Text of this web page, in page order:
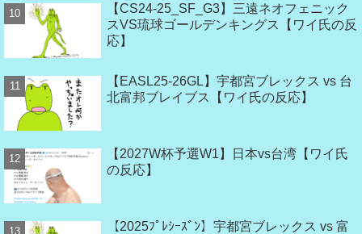
【CS24-25_SF_G3】三遠ネオフェニック
スVS琉球ゴールデンキングス【ワイ氏の反
応】
【EASL25-26GL】宇都宮ブレックス vs 台
北富邦ブレイブス【ワイ氏の反応】
【2027W杯予選W1】日本vs台湾【ワイ氏
の反応】
【2025ﾌﾟﾚｼｰｽﾞﾝ】宇都宮ブレックス vs 富